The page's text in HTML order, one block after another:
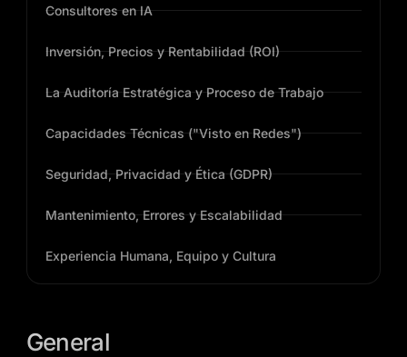
Consultores en IA
Inversión, Precios y Rentabilidad (ROI)
La Auditoría Estratégica y Proceso de Trabajo
Capacidades Técnicas ("Visto en Redes")
Seguridad, Privacidad y Ética (GDPR)
Mantenimiento, Errores y Escalabilidad
Experiencia Humana, Equipo y Cultura
General